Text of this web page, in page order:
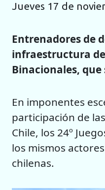
jueves 17 de
Entrenadores de
infraestructura
Binacionales,
En imponentes
participación de
Chile, los 24º
los mismos
chilenas.